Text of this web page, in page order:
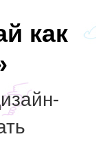
как